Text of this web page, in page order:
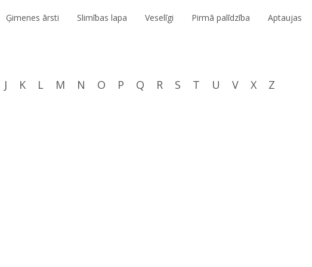
Ģimenes ārsti Slimības lapa Veselīgi Pirmā palīdzība Aptaujas
J K L M N O P Q R S T U V X Z